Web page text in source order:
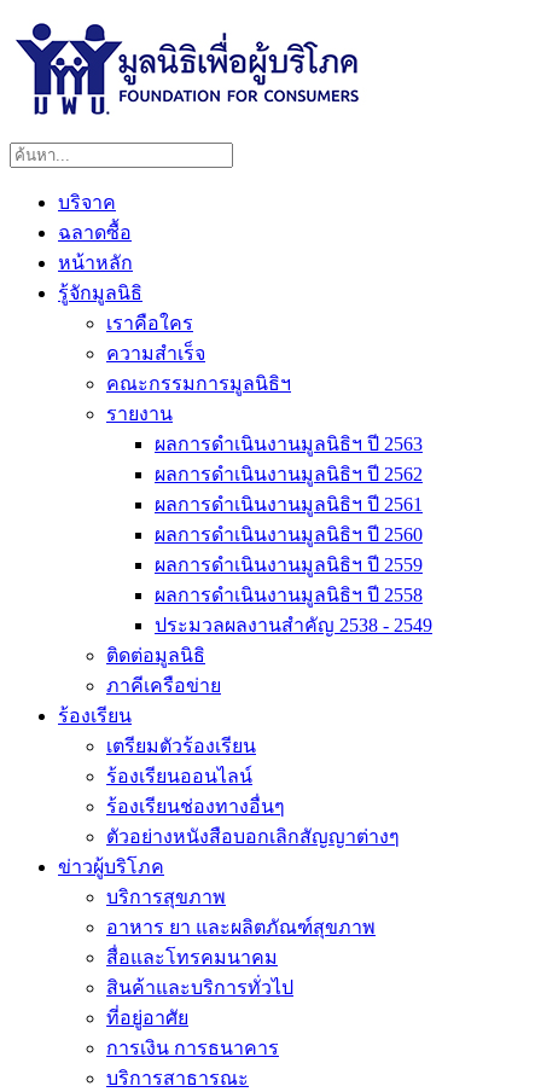
บริจาค
ฉลาดซื้อ
หน้าหลัก
รู้จักมูลนิธิ
เราคือใคร
ความสำเร็จ
คณะกรรมการมูลนิธิฯ
รายงาน
ผลการดำเนินงานมูลนิธิฯ ปี 2563
ผลการดำเนินงานมูลนิธิฯ ปี 2562
ผลการดำเนินงานมูลนิธิฯ ปี 2561
ผลการดำเนินงานมูลนิธิฯ ปี 2560
ผลการดำเนินงานมูลนิธิฯ ปี 2559
ผลการดำเนินงานมูลนิธิฯ ปี 2558
ประมวลผลงานสำคัญ 2538 - 2549
ติดต่อมูลนิธิ
ภาคีเครือข่าย
ร้องเรียน
เตรียมตัวร้องเรียน
ร้องเรียนออนไลน์
ร้องเรียนช่องทางอื่นๆ
ตัวอย่างหนังสือบอกเลิกสัญญาต่างๆ
ข่าวผู้บริโภค
บริการสุขภาพ
อาหาร ยา และผลิตภัณฑ์สุขภาพ
สื่อและโทรคมนาคม
สินค้าและบริการทั่วไป
ที่อยู่อาศัย
การเงิน การธนาคาร
บริการสาธารณะ